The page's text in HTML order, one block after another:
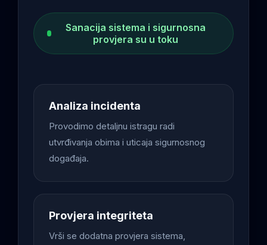
Sanacija sistema i sigurnosna
provjera su u toku
Analiza incidenta
Provodimo detaljnu istragu radi
utvrđivanja obima i uticaja sigurnosnog
događaja.
Provjera integriteta
Vrši se dodatna provjera sistema,